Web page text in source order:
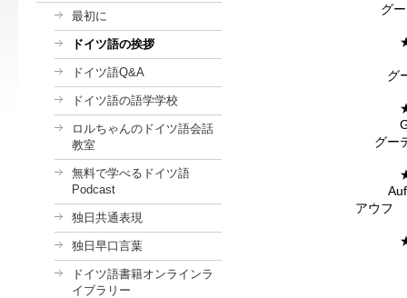
最初に
ドイツ語の挨拶
ドイツ語Q&A
ドイツ語の語学学校
ロルちゃんのドイツ語会話
教室
無料で学べるドイツ語
Podcast
独日共通表現
独日早口言葉
ドイツ語書籍オンラインラ
イブラリー
グ
グ
グー
アウフ